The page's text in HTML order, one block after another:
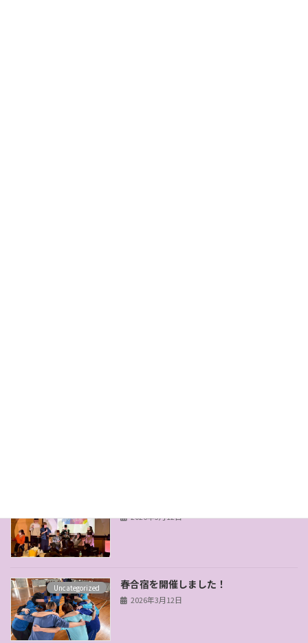
2026年3月12日
Uncategorized 春合宿を開催しました！
2026年3月12日